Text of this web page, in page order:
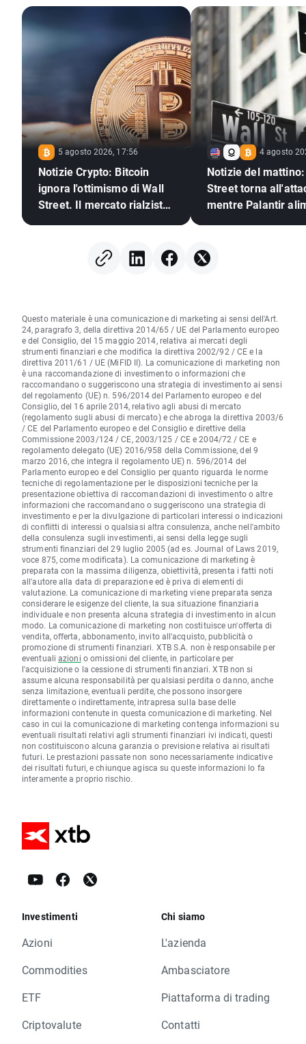
5 agosto 2026, 17:56
Notizie Crypto: Bitcoin
ignora l'ottimismo di Wall
Street. Il mercato rialzista
4 agosto
Notizie del
Street torna
mentre Palantir
Questo materiale è una comunicazione di marketing ai sensi dell'Art.
24, paragrafo 3, della direttiva 2014/65 / UE del Parlamento europeo
e del Consiglio, del 15 maggio 2014, relativa ai mercati degli
strumenti finanziari e che modifica la direttiva 2002/92 / CE e la
direttiva 2011/61 / UE (MiFID II). La comunicazione di marketing non
è una raccomandazione di investimento o informazioni che
raccomandano o suggeriscono una strategia di investimento ai sensi
del regolamento (UE) n. 596/2014 del Parlamento europeo e del
Consiglio, del 16 aprile 2014, relativo agli abusi di mercato
(regolamento sugli abusi di mercato) e che abroga la direttiva 2003/6
/ CE del Parlamento europeo e del Consiglio e direttive della
Commissione 2003/124 / CE, 2003/125 / CE e 2004/72 / CE e
regolamento delegato (UE) 2016/958 della Commissione, del 9
marzo 2016, che integra il regolamento UE) n. 596/2014 del
Parlamento europeo e del Consiglio per quanto riguarda le norme
tecniche di regolamentazione per le disposizioni tecniche per la
presentazione obiettiva di raccomandazioni di investimento o altre
informazioni che raccomandano o suggeriscono una strategia di
investimento e per la divulgazione di particolari interessi o indicazioni
di conflitti di interessi o qualsiasi altra consulenza, anche nell'ambito
della consulenza sugli investimenti, ai sensi della legge sugli
strumenti finanziari del 29 luglio 2005 (ad es. Journal of Laws 2019,
voce 875, come modificata). La comunicazione di marketing è
preparata con la massima diligenza, obiettività, presenta i fatti noti
all'autore alla data di preparazione ed è priva di elementi di
valutazione. La comunicazione di marketing viene preparata senza
considerare le esigenze del cliente, la sua situazione finanziaria
individuale e non presenta alcuna strategia di investimento in alcun
modo. La comunicazione di marketing non costituisce un'offerta di
vendita, offerta, abbonamento, invito all'acquisto, pubblicità o
promozione di strumenti finanziari. XTB S.A. non è responsabile per
eventuali azioni o omissioni del cliente, in particolare per
l'acquisizione o la cessione di strumenti finanziari. XTB non si
assume alcuna responsabilità per qualsiasi perdita o danno, anche
senza limitazione, eventuali perdite, che possono insorgere
direttamente o indirettamente, intrapresa sulla base delle
informazioni contenute in questa comunicazione di marketing. Nel
caso in cui la comunicazione di marketing contenga informazioni su
eventuali risultati relativi agli strumenti finanziari ivi indicati, questi
non costituiscono alcuna garanzia o previsione relativa ai risultati
futuri. Le prestazioni passate non sono necessariamente indicative
dei risultati futuri, e chiunque agisca su queste informazioni lo fa
interamente a proprio rischio.
Investimenti
Azioni
Commodities
ETF
Criptovalute
Chi siamo
L'azienda
Ambasciatore
Piattaforma di trading
Contatti